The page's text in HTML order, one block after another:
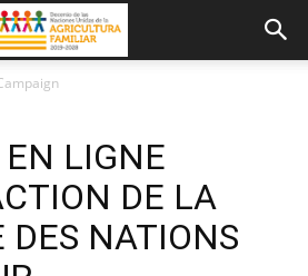
LIGNE
DE LA
DES NATIONS